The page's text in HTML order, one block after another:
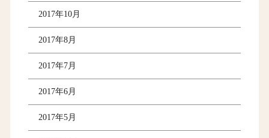
2017年10月
2017年8月
2017年7月
2017年6月
2017年5月